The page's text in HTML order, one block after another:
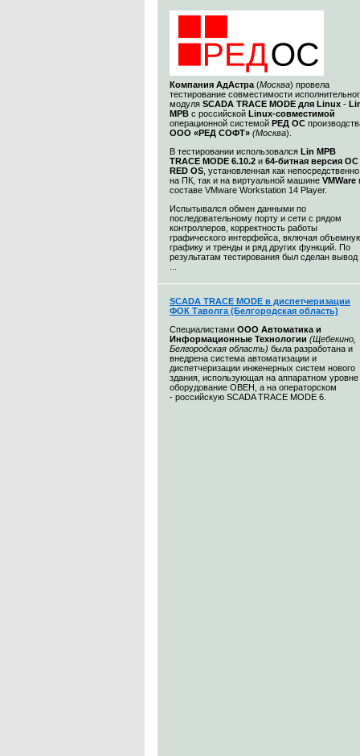
Компания АдАстра (Москва) провела
тестирование совместимости
модуля SCADA TRACE MODE для Linux -
МРВ с российской Linux-совместимой
операционной системой РЕД ОС
ООО «РЕД СОФТ» (Москва).
В тестировании использовался Lin МРВ
TRACE MODE 6.10.2 и 64-битная версия ОС
RED OS , установленная как непосредственно
на ПК, так и на виртуальной машине VMWare
составе VMware Workstation 14 Player.
Испытывался обмен данными по
последовательному порту и сети c рядом
контроллеров, корректность работы
графического интерфейса, включая
графику и тренды и ряд других функций. По
результатам тестирования был сделан вывод
SCADA TRACE MODE в диспетчеризации
ФОК Таволга (Белгородская область)
Специалистами ООО Автоматика и
Информационные Технологии (Щебекино,
Белгородская область) была разработана и
внедрена система автоматизации и
диспетчеризации инженерных систем нового
здания, использующая на аппаратном уровне
оборудование ОВЕН, а на операторском
- российскую SCADA TRACE MODE 6.